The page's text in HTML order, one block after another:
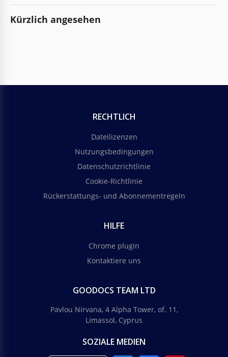
Kürzlich angesehen
RECHTLICH
Dateilizenzen
Nutzungsbedingungen
Datenschutzrichtlinie
Cookie-Richtlinie
Rückerstattungs- und Abonnementregeln
HILFE
Chrome plugin
Kontaktiere uns
GOODOCS TEAM LTD
Pavlou Nirvana, 4 Alpha Tower, of. 11,
Limassol, Cyprus
SOZIALE MEDIEN